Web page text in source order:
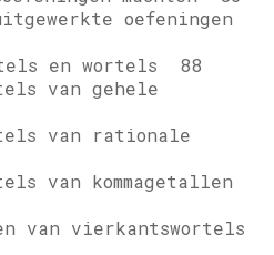
oefeningen
en wortels 88
van gehele
van rationale
van kommagetallen
van vierkantswortels